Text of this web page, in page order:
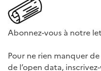
Abonnez-vous à notre
Pour ne rien manquer
de l’open data,